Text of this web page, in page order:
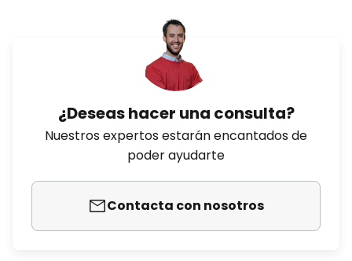
¿Deseas hacer una consulta?
Nuestros expertos estarán encantados de
poder ayudarte
Contacta con nosotros